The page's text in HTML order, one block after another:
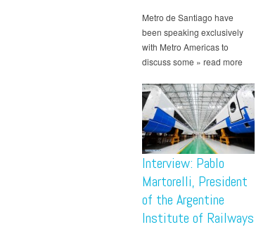
Metro de Santiago have
been speaking exclusively
with Metro Americas to
discuss some » read more
Interview: Pablo
Martorelli, President
of the Argentine
Institute of Railways